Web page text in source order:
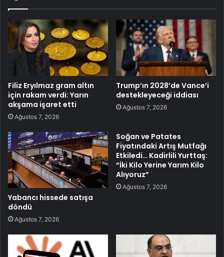
Filiz Eryılmaz gram altın
için rakam verdi: Yarın
akşama işaret etti
Ağustos 7, 2026
Trump’ın 2028’de Vance’i
destekleyeceği iddiası
Ağustos 7, 2026
Yabancı hissede satışa
döndü
Ağustos 7, 2026
Soğan ve Patates
Fiyatındaki Artış Mutfağı
Etkiledi… Kadirlili Yurttaş:
“İki Kilo Yerine Yarım Kilo
Alıyoruz”
Ağustos 7, 2026